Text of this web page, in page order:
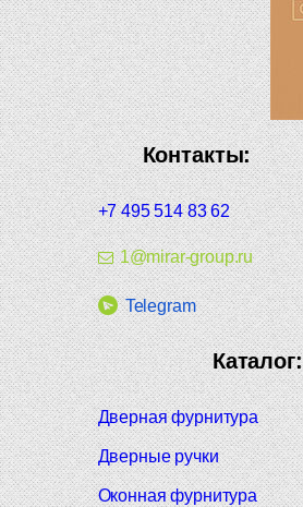
Контакты:
+7 495 514 83 62
1@mirar-group.ru
Telegram
Каталог:
Дверная фурнитура
Дверные ручки
Оконная фурнитура